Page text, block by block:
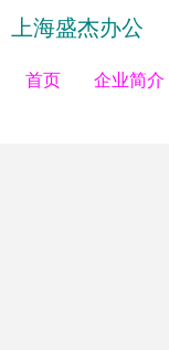
上海盛杰办公
首页 企业简介